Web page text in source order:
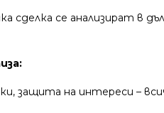
сделка се анализират в
защита на интереси –